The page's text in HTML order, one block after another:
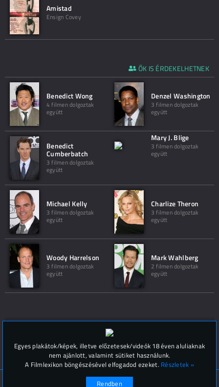
Amistad
Ensign Covey
ŐK IS ÉRDEKELHETNEK
Benedict Wong
4 filmen dolgoztak
együtt
Denzel Washington
3 filmen dolgoztak
együtt
Benedict
Cumberbatch
3 filmen dolgoztak
együtt
Mary J. Blige
3 filmen dolgoztak
együtt
Michael Kelly
3 filmen dolgoztak
együtt
Charlize Theron
3 filmen dolgoztak
együtt
Woody Harrelson
3 filmen dolgoztak
együtt
Mark Wahlberg
2 filmen dolgoztak
együtt
Hozzászólások (
© Filmlexikon 2019-2026
Kapcsolat, impresszum
Egyes plakátok/képek, illetve előzetesek/videók 18 éven aluliaknak
nem ajánlott, valamint sütiket használunk.
A Filmlexikon böngészésével elfogadod ezeket. Részletek »
Rendben